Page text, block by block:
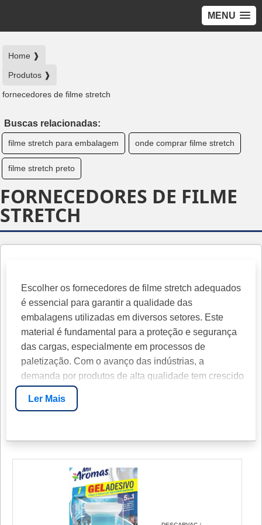
MENU
Home ❱
Produtos ❱
fornecedores de filme stretch
Buscas relacionadas:
filme stretch para embalagem onde comprar filme stretch
filme stretch preto
FORNECEDORES DE FILME
STRETCH
Escolher os fornecedores de filme stretch adequados
é essencial para garantir a qualidade das
embalagens utilizadas em diversos setores. Este
material é fundamental para a proteção e segurança
das cargas, especialmente em processos de
paletização. Com o avanço das indústrias, a
demanda por produtos de alta qualidade tem crescido
significativamente, sendo crucial selecionar
fornecedores que atendam às necessidades
FORNECEDORES DE FILME
STRETCH: DESCUBRA AS
MELHORES OPÇÕES
IMPORTÂNCIA DE ESCOLHER UM
FORNECEDOR CONFIÁVEL
Ler Mais